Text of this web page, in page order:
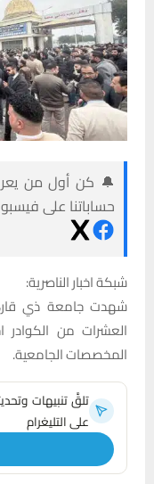
🔔 كن أول من يعرف
حساباتنا على
شبكة اخبار الناصرية:
شهدت جامعة ذي قار،
العشرات من الكوادر
المخصصات الجامعية.
تلقَّ تنبيهات
على التليغرام